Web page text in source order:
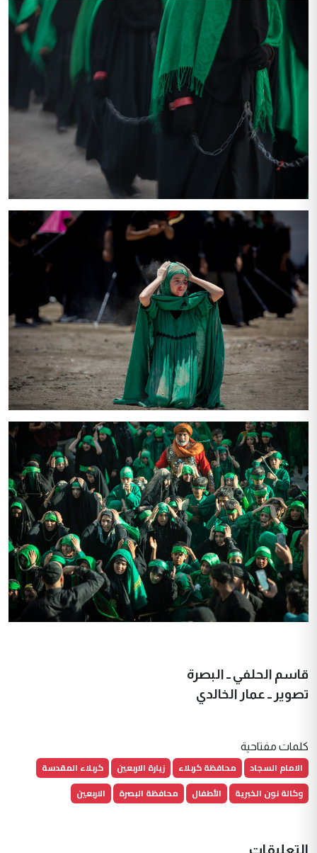
قاسم الحلفي ــ البصرة
تصوير ــ عمار الخالدي
كلمات مفتاحية
الامام السجاد محافظة كربلاء زيارة الاربعين
كربلاء المقدسة
وكالة نون الخبرية
الأطفال محافظة البصرة الاربعين
التعليقات